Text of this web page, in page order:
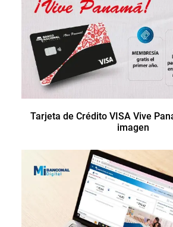
Tarjeta de Crédito VISA Vive
imagen